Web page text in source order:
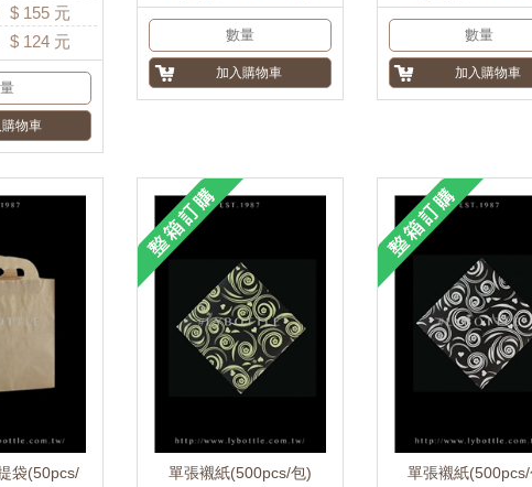
$ 155元
$ 124元
袋(50pcs/
單張襯紙(500pcs/包) 單張襯紙(500pcs/